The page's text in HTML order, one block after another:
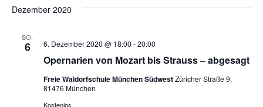
und
wählen.
Dezember 2020
SO.
6
Opernarien von Mozart bis Strauss – abgesagt
6. Dezember 2020 @ 18:00 -20:00
Freie Waldorfschule München SüdwestZüricher Straße 9,
81476 München
Kostenlos